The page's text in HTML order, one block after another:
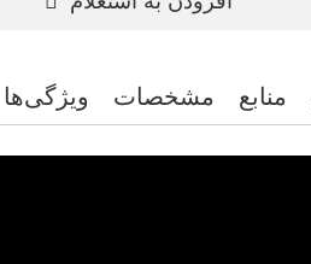
ویژگی‌ها مشخصات منابع